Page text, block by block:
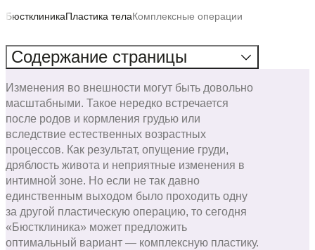
БюстклиникаПластика телаКомплексные операции
Содержание страницы
Изменения во внешности могут быть довольно
масштабными. Такое нередко встречается
после родов и кормления грудью или
вследствие естественных возрастных
процессов. Как результат, опущение груди,
дряблость живота и неприятные изменения в
интимной зоне. Но если не так давно
единственным выходом было проходить одну
за другой пластическую операцию, то сегодня
«Бюстклиника» может предложить
оптимальный вариант — комплексную пластику.